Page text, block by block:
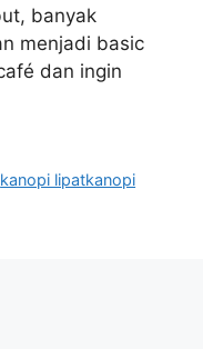
banyak
menjadi basic
dan ingin
kanopi lipatkanopi